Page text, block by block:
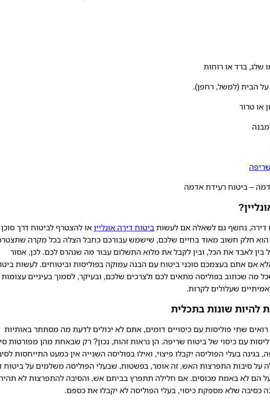
שלג, ברד או רוחות
הבית (למשל, רחפן).
או טרור
– ביטוח רעידת אדמה
דירה, נחשף גם לשאלה אם לעשותביטוח דירה אונלייןאו להצטרף לביטוח דרך סוכן
חלק חשוב מאוד בחיים שלכם, שישמש עבורכם כחבל הצלה בכל מקרה
לאבד את הכל, ובין לקבל את מלוא התשלום עבור מה שנהרס לכם. לכן, אסור
אם אתם בעצמכם סוכני ביטוח עם הבנה עמוקה בפוליסות וביטוחים. לעשות
מה שכתוב בפוליסה מתאים לכם ולצרכים שלכם, ובעיקר, לסמוך בעיניים
שעלולים לקרות.
להיות שונות בתכלית
שתי פוליסות עם כיסויים דומים, אתם לא יכולים לדעת מה מסתתר באותיות
עם כיסוי של ביטוח שריפה. הן נראות זהות, נכון? רק שבאחת מהן מפורטות
בעלי הפוליסה יקבלו פיצוי, ואילו בפוליסה השנייה אין כמעט התייחסות
על סיבות התפרצות האש. זה אומר, בפשטות, שבעלי הפוליסה משלמים על ביטוח
הם לא באמת מכוסים. אם חלילה תתפרץ בביתם אש, והסיבה להתפרצות לא
כסיבה שלא מספקת כיסוי, בעלי הפוליסה לא יקבלו את כספם.